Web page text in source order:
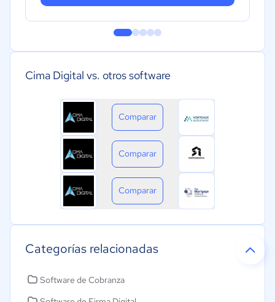
Cima Digital vs. otros software
Comparar
Comparar
Comparar
Categorías relacionadas
Software de Cobranza